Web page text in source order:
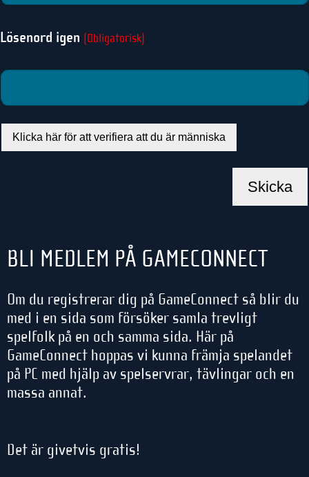
Lösenord igen (Obligatorisk)
Klicka här för att verifiera att du är människa
BLI MEDLEM PÅ GAMECONNECT
Om du registrerar dig på GameConnect så blir du
med i en sida som försöker samla trevligt
spelfolk på en och samma sida. Här på
GameConnect hoppas vi kunna främja spelandet
på PC med hjälp av spelservrar, tävlingar och en
massa annat.
Det är givetvis gratis!